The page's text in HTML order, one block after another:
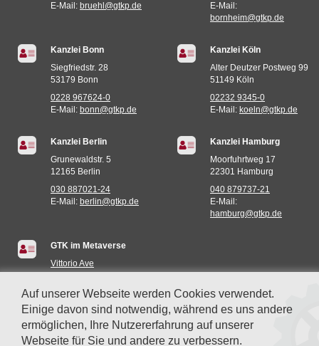
E-Mail: bruehl@gtkp.de
E-Mail:
bornheim@gtkp.de
Kanzlei Bonn
Siegfriedstr. 28
53179 Bonn
0228 967624-0
E-Mail: bonn@gtkp.de
Kanzlei Köln
Alter Deutzer Postweg 99
51149 Köln
02232 9345-0
E-Mail: koeln@gtkp.de
Kanzlei Berlin
Grunewaldstr. 5
12165 Berlin
030 887021-24
E-Mail: berlin@gtkp.de
Kanzlei Hamburg
Moorfuhrtweg 17
22301 Hamburg
040 879737-21
E-Mail:
hamburg@gtkp.de
GTK im Metaverse
Vittorio Ave
Auf unserer Webseite werden Cookies verwendet.
Einige davon sind notwendig, während es uns andere
ermöglichen, Ihre Nutzererfahrung auf unserer
Webseite für Sie und andere zu verbessern.